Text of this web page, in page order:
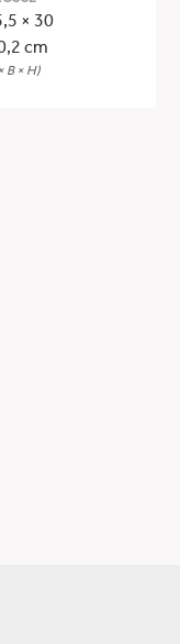
× 30
cm
B × H)